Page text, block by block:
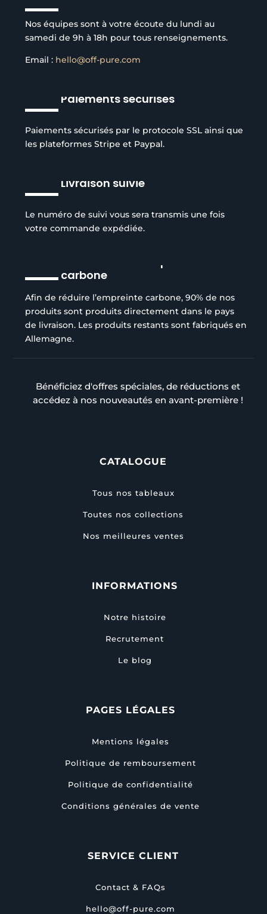
Nos équipes sont à votre écoute du lundi au
samedi de 9h à 18h pour tous renseignements.
Email : hello@off-pure.com
Paiements sécurisés
Paiements sécurisés par le protocole SSL ainsi que
les plateformes Stripe et Paypal.
Livraison suivie
Le numéro de suivi vous sera transmis une fois
votre commande expédiée.
carbone
Afin de réduire l’empreinte carbone, 90% de nos
produits sont produits directement dans le pays
de livraison. Les produits restants sont fabriqués en
Allemagne.
Bénéficiez d'offres spéciales, de réductions et
accédez à nos nouveautés en avant-première !
CATALOGUE
Tous nos tableaux
Toutes nos collections
Nos meilleures ventes
INFORMATIONS
Notre histoire
Recrutement
Le blog
PAGES LÉGALES
Mentions légales
Politique de remboursement
Politique de confidentialité
Conditions générales de vente
SERVICE CLIENT
Contact & FAQs
hello@off-pure.com